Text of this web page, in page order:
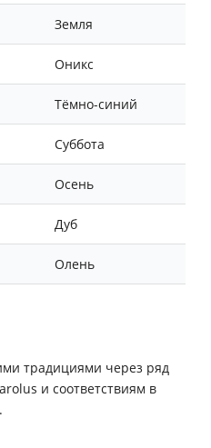
Земля
Оникс
Тёмно-синий
Суббота
Осень
Дуб
Олень
традициями через ряд
и соответствиям в